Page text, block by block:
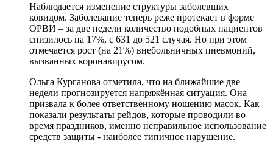
Наблюдается изменение структуры заболевших
ковидом. Заболевание теперь реже протекает в форме
ОРВИ – за две недели количество подобных пациентов
снизилось на 17%, с 631 до 521 случая. Но при этом
отмечается рост (на 21%) внебольничных пневмоний,
вызванных коронавирусом.
Ольга Курганова отметила, что на ближайшие две
недели прогнозируется напряжённая ситуация. Она
призвала к более ответственному ношению масок. Как
показали результаты рейдов, которые проводили во
время праздников, именно неправильное использование
средств защиты - наиболее типичное нарушение.